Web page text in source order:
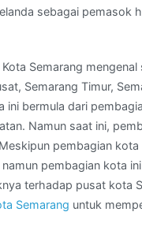
sebagai pemasok
Semarang
Semarang Timur,
ini bermula dari
Namun saat ini,
pembagian kota
pembagian kota
terhadap pusat kota
Semarang untuk